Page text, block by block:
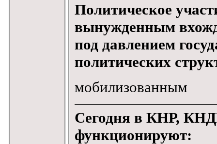
Политическое
вынужденным
под давлением
политических
мобилизованным
Сегодня в КНР,
функционируют: